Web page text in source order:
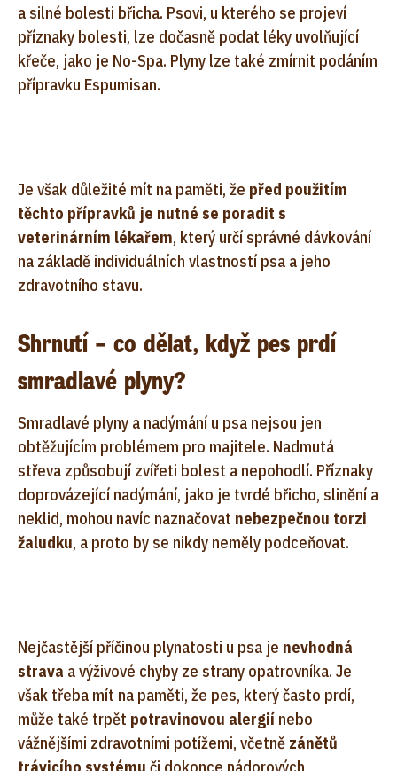
a silné bolesti břicha. Psovi, u kterého se projeví
příznaky bolesti, lze dočasně podat léky uvolňující
křeče, jako je No-Spa. Plyny lze také zmírnit podáním
přípravku Espumisan.
Je však důležité mít na paměti, že před použitím
těchto přípravků je nutné se poradit s
veterinárním lékařem, který určí správné dávkování
na základě individuálních vlastností psa a jeho
zdravotního stavu.
Shrnutí – co dělat, když pes prdí
smradlavé plyny?
Smradlavé plyny a nadýmání u psa nejsou jen
obtěžujícím problémem pro majitele. Nadmutá
střeva způsobují zvířeti bolest a nepohodlí. Příznaky
doprovázející nadýmání, jako je tvrdé břicho, slinění a
neklid, mohou navíc naznačovat nebezpečnou torzi
žaludku, a proto by se nikdy neměly podceňovat.
Nejčastější příčinou plynatosti u psa je nevhodná
strava a výživové chyby ze strany opatrovníka. Je
však třeba mít na paměti, že pes, který často prdí,
může také trpět potravinovou alergií nebo
vážnějšími zdravotními potížemi, včetně zánětů
trávicího systému či dokonce nádorových